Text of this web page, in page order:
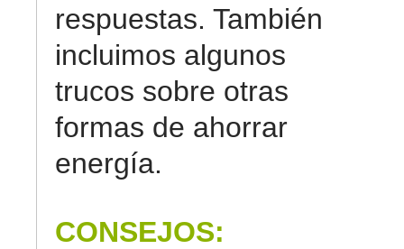
respuestas. También
incluimos algunos
trucos sobre otras
formas de ahorrar
energía.
CONSEJOS: